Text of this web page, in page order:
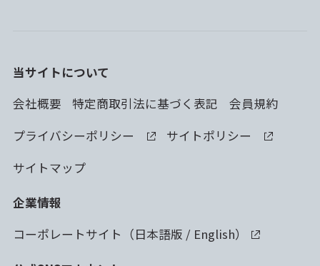
当サイトについて
会社概要
特定商取引法に基づく表記
会員規約
プライバシーポリシー
サイトポリシー
サイトマップ
企業情報
コーポレートサイト（日本語版 / English）